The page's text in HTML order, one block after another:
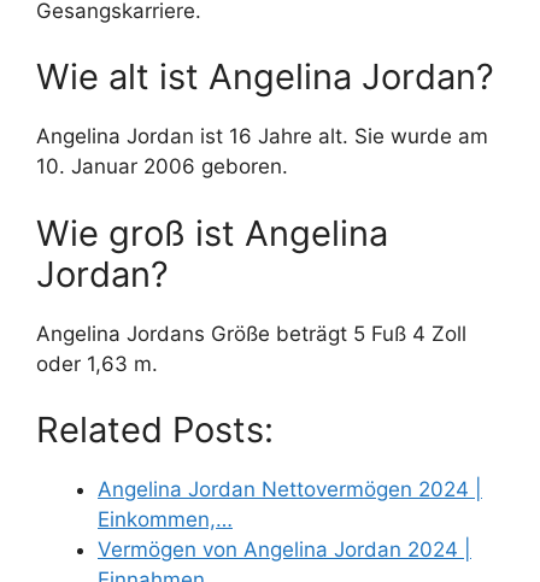
Gesangskarriere.
Wie alt ist Angelina Jordan?
Angelina Jordan ist 16 Jahre alt. Sie wurde am
10. Januar 2006 geboren.
Wie groß ist Angelina
Jordan?
Angelina Jordans Größe beträgt 5 Fuß 4 Zoll
oder 1,63 m.
Related Posts:
Angelina Jordan Nettovermögen 2024 |
Einkommen,…
Vermögen von Angelina Jordan 2024 |